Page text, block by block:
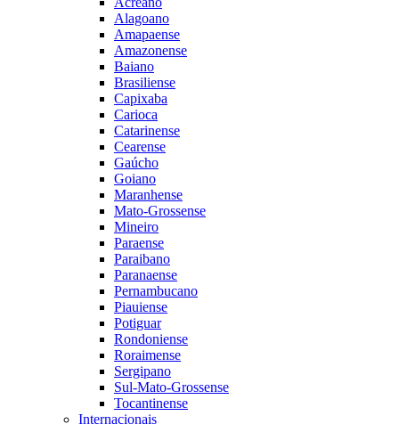
Alagoano
Amapaense
Amazonense
Baiano
Brasiliense
Capixaba
Carioca
Catarinense
Cearense
Gaúcho
Goiano
Maranhense
Mato-Grossense
Mineiro
Paraense
Paraibano
Paranaense
Pernambucano
Piauiense
Potiguar
Rondoniense
Roraimense
Sergipano
Sul-Mato-Grossense
Tocantinense
Internacionais